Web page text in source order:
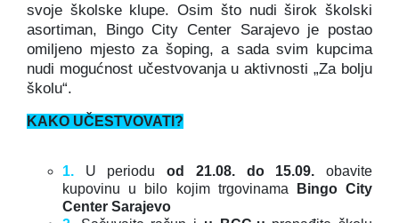
svoje školske klupe.Osim što nudi širok školski
asortiman, Bingo City Center Sarajevo je postao
omiljeno mjesto za šoping, a sada svim kupcima
nudi mogućnost učestvovanja u aktivnosti „Za bolju
školu“.
KAKO UČESTVOVATI?
1. U perioduod 21.08. do 15.09.obavite
kupovinu u bilo kojim trgovinama
Bingo City
Center Sarajevo